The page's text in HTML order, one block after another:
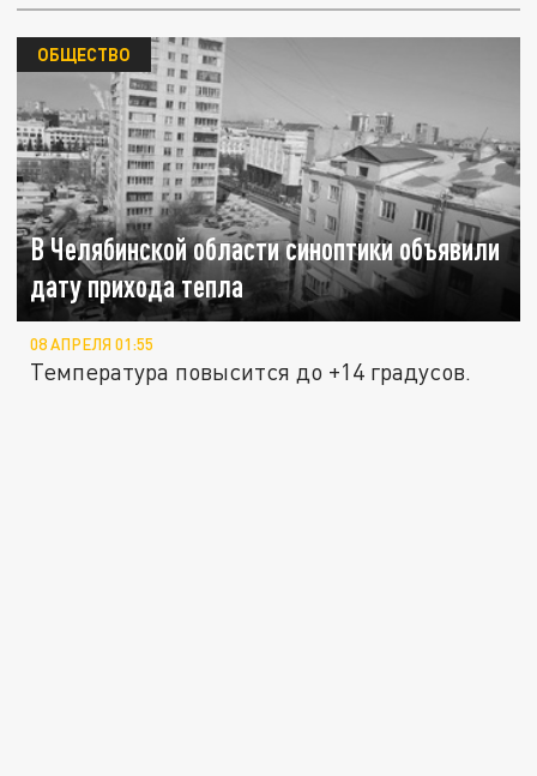
В Челябинской области синоптики объявили
дату прихода тепла
ОБЩЕСТВО
08 АПРЕЛЯ 01:55
Температура повысится до +14 градусов.